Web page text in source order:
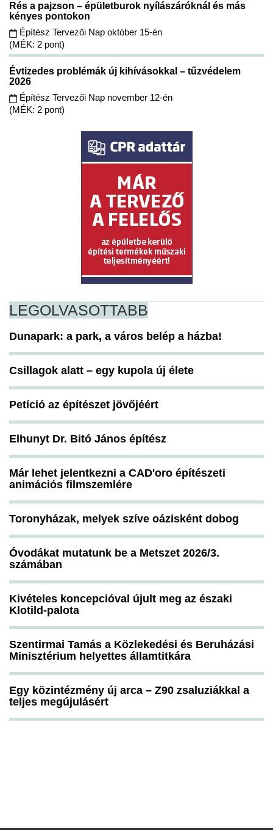
Rés a pajzson – épületburok nyílászáróknál és más
kényes pontokon
Építész Tervezői Nap október 15-én
(MÉK: 2 pont)
Évtizedes problémák új kihívásokkal – tűzvédelem
2026
Építész Tervezői Nap november 12-én
(MÉK: 2 pont)
LEGOLVASOTTABB
Dunapark: a park, a város belép a házba!
Csillagok alatt – egy kupola új élete
Petíció az építészet jövőjéért
Elhunyt Dr. Bitó János építész
Már lehet jelentkezni a CAD'oro építészeti
animációs filmszemlére
Toronyházak, melyek szíve oázisként dobog
Óvodákat mutatunk be a Metszet 2026/3.
számában
Kivételes koncepcióval újult meg az északi
Klotild-palota
Szentirmai Tamás a Közlekedési és Beruházási
Minisztérium helyettes államtitkára
Egy közintézmény új arca – Z90 zsaluziákkal a
teljes megújulásért